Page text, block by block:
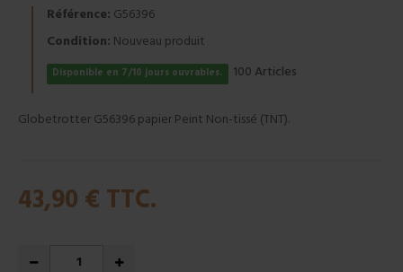
Référence: G56396
Condition: Nouveau produit
Disponible en 7/10 jours ouvrables. 100 Articles
Globetrotter G56396 papier Peint Non-tissé (TNT).
43,90 € TTC.